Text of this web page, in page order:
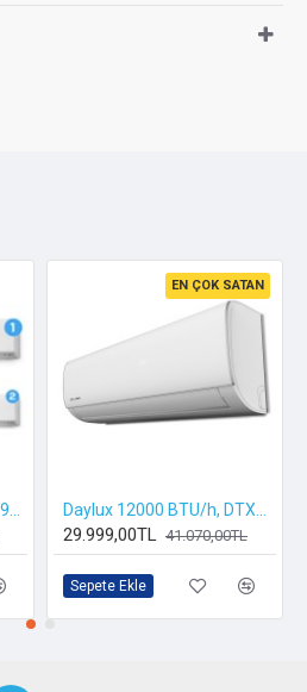
EN ÇOK SATAN
29.999,00TL 41.070,00TL
Sepete Ekle